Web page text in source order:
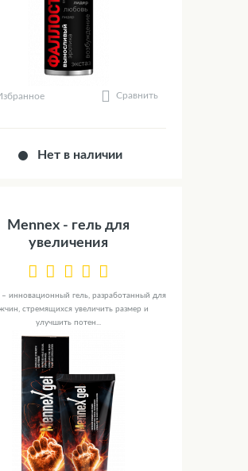
Сравнить
Нет в наличии
Mennex - гель для
увеличения
– инновационный гель, разработанный для
стремящихся увеличить размер и
улучшить потен...